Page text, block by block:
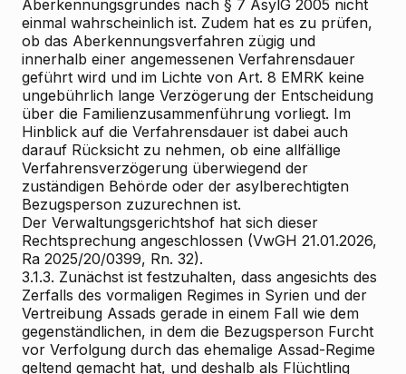
Aberkennungsgrundes nach § 7 AsylG 2005 nicht
einmal wahrscheinlich ist. Zudem hat es zu prüfen,
ob das Aberkennungsverfahren zügig und
innerhalb einer angemessenen Verfahrensdauer
geführt wird und im Lichte von Art. 8 EMRK keine
ungebührlich lange Verzögerung der Entscheidung
über die Familienzusammenführung vorliegt. Im
Hinblick auf die Verfahrensdauer ist dabei auch
darauf Rücksicht zu nehmen, ob eine allfällige
Verfahrensverzögerung überwiegend der
zuständigen Behörde oder der asylberechtigten
Bezugsperson zuzurechnen ist.
Der Verwaltungsgerichtshof hat sich dieser
Rechtsprechung angeschlossen (VwGH 21.01.2026,
Ra 2025/20/0399, Rn. 32).
3.1.3. Zunächst ist festzuhalten, dass angesichts des
Zerfalls des vormaligen Regimes in Syrien und der
Vertreibung Assads gerade in einem Fall wie dem
gegenständlichen, in dem die Bezugsperson Furcht
vor Verfolgung durch das ehemalige Assad-Regime
geltend gemacht hat, und deshalb als Flüchtling